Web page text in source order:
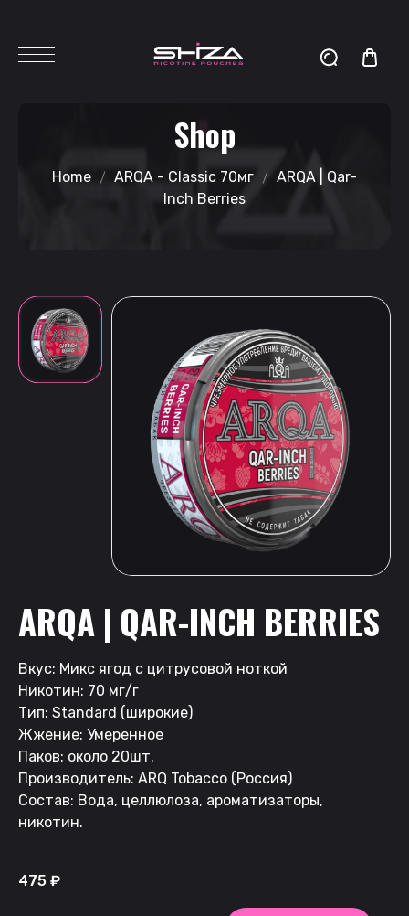
Shop
Home ARQA - Classic 70мг
ARQA | Qar-
Inch Berries
ARQA | QAR-INCH BERRIES
Вкус: Микс ягод с цитрусовой ноткой
Никотин: 70 мг/г
Тип: Standard (широкие)
Жжение: Умеренное
Паков: около 20шт.
Производитель: ARQ Tobacco (Россия)
Состав: Вода, целлюлоза, ароматизаторы,
никотин.
475 ₽